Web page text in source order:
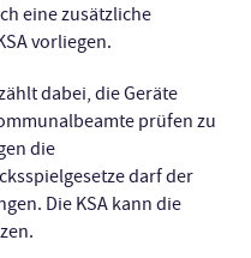
eine zusätzliche
vorliegen.
dabei, die Geräte
prüfen zu
die
darf der
Die KSA kann die